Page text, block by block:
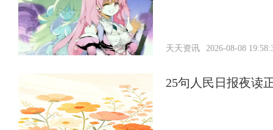
天天资讯 2026-08-08
25句人民日报夜读